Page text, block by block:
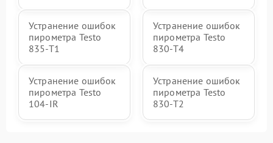
Устранение ошибок
пирометра Testo
835-T1
Устранение ошибок
пирометра Testo
830-T4
Устранение ошибок
пирометра Testo
104-IR
Устранение ошибок
пирометра Testo
830-T2